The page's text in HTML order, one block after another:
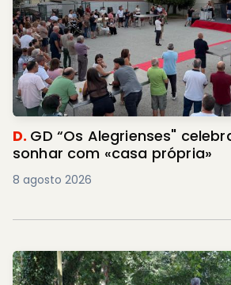
D. GD “Os Alegrienses"
sonhar com «casa própria»
8 agosto 2026